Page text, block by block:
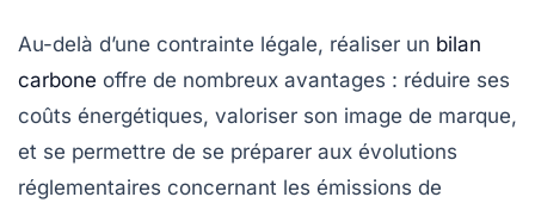
Au-delà d’une contrainte légale, réaliser un bilan
carbone offre de nombreux avantages : réduire ses
coûts énergétiques, valoriser son image de marque,
et se permettre de se préparer aux évolutions
réglementaires concernant les émissions de